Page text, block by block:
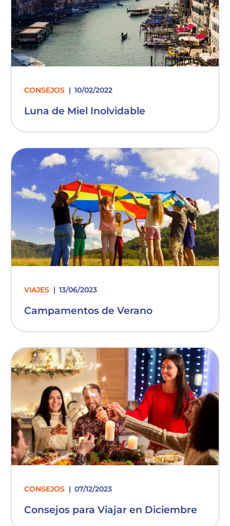
CONSEJOS 10/02/2022
Luna de Miel Inolvidable
VIAJES 13/06/2023
Campamentos de Verano
CONSEJOS 07/12/2023
Consejos para Viajar en Diciembre